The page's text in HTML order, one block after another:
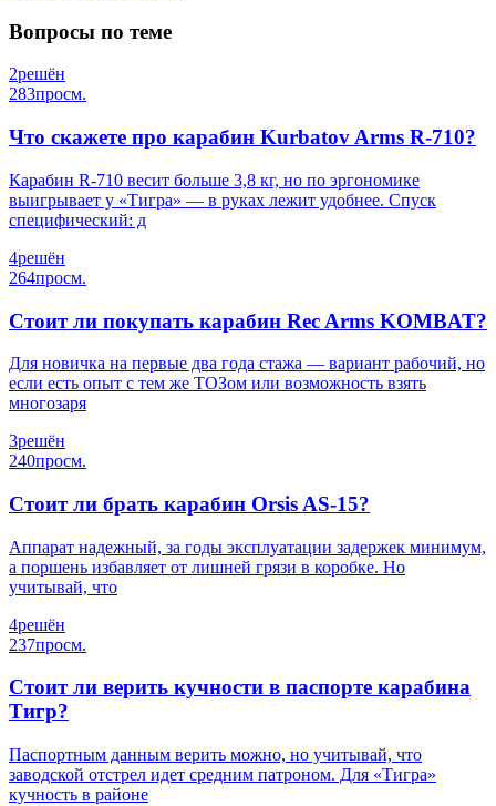
Вопросы по теме
2решён
283просм.
Что скажете про карабин Kurbatov Arms R-710?
Карабин R-710 весит больше 3,8 кг, но по эргономике
выигрывает у «Тигра» — в руках лежит удобнее. Спуск
специфический: д
4решён
264просм.
Стоит ли покупать карабин Rec Arms KOMBAT?
Для новичка на первые два года стажа — вариант рабочий, но
если есть опыт с тем же ТОЗом или возможность взять
многозаря
3решён
240просм.
Стоит ли брать карабин Orsis AS-15?
Аппарат надежный, за годы эксплуатации задержек минимум,
а поршень избавляет от лишней грязи в коробке. Но
учитывай, что
4решён
237просм.
Стоит ли верить кучности в паспорте карабина
Тигр?
Паспортным данным верить можно, но учитывай, что
заводской отстрел идет средним патроном. Для «Тигра»
кучность в районе